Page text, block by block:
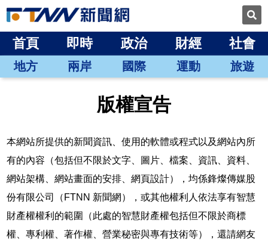
首頁 即時 政治 財經 社會
地方 兩岸 國際 運動 旅遊
版權宣告
本網站所提供的新聞資訊、使用的軟體或程式以及網站內所
有的內容（包括但不限於文字、圖片、檔案、資訊、資料、
網站架構、網站畫面的安排、網頁設計），均係鋒燦傳媒股
份有限公司（FTNN 新聞網），或其他權利人依法享有智慧
財產權權利的範圍（此處的智慧財產權包括但不限於商標
權、專利權、著作權、營業秘密與專有技術等），還請網友